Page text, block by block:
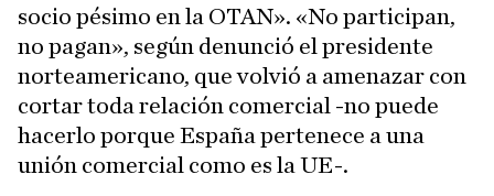
socio pésimo en la OTAN». «No participan,
no pagan», según denunció el presidente
norteamericano, que volvió a amenazar con
cortar toda relación comercial -no puede
hacerlo porque España pertenece a una
unión comercial como es la UE-.